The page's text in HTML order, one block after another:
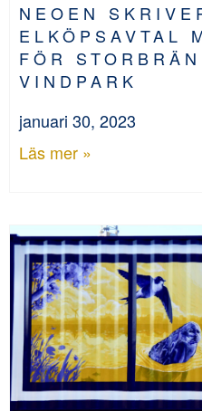
NEOEN
ELKÖPSAVTAL
FÖR
VINDPARK
januari 30, 2023
Läs mer »